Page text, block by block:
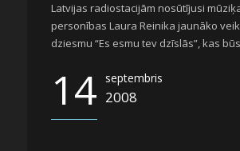
Latvijas radiostacijām nosūtījusi
personības Laura Reinika jaunāko
dziesmu “Es esmu tev dzīslās”, kas
14 septembris
2008